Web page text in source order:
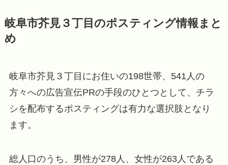
岐阜市芥見３丁目のポスティング情報まと
め
岐阜市芥見３丁目にお住いの198世帯、541人の
方々への広告宣伝PRの手段のひとつとして、チラ
シを配布するポスティングは有力な選択肢となり
ます。
総人口のうち、男性が278人、女性が263人である